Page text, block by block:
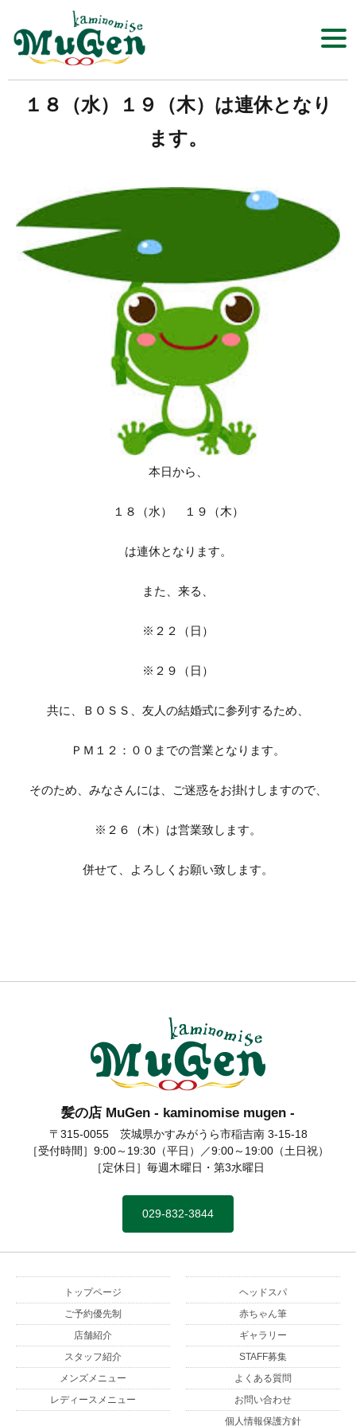
髪の店 MuGen
Click​
１８（水）１９（木）は連休となり
ます。
本日から、
１８（水） １９（木）
は連休となります。
また、来る、
※２２（日）
※２９（日）
共に、ＢＯＳＳ、友人の結婚式に参列するため、
ＰＭ１２：００までの営業となります。
そのため、みなさんには、ご迷惑をお掛けしますので、
※２６（木）は営業致します。
併せて、よろしくお願い致します。
髪の店 MuGen
髪の店 MuGen - kaminomise mugen -
〒315-0055 茨城県かすみがうら市稲吉南 3-15-18
［受付時間］9:00～19:30（平日）／9:00～19:00（土日祝）
［定休日］毎週木曜日・第3水曜日
029-832-3844
トップページ
ご予約優先制
店舗紹介
スタッフ紹介
メンズメニュー
レディースメニュー
ヘッドスパ
赤ちゃん筆
ギャラリー
STAFF募集
よくある質問
お問い合わせ
個人情報保護方針